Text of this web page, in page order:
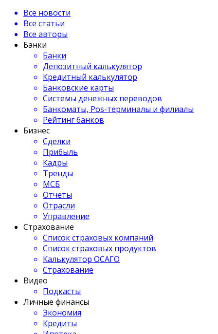
Все новости
Все статьи
Все авторы
Банки
Банки
Депозитный калькулятор
Кредитный калькулятор
Банковские карты
Системы денежных переводов
Банкоматы, Pos-терминалы и филиалы
Рейтинг банков
Бизнес
Сделки
Прибыль
Кадры
Тренды
МСБ
Отчеты
Отрасли
Управление
Страхование
Список страховых компаний
Список страховых продуктов
Калькулятор ОСАГО
Страхование
Видео
Подкасты
Личные финансы
Экономия
Кредиты